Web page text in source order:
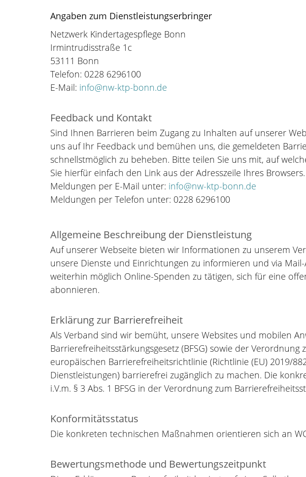
Angaben zum Dienstleistungserbringer
Netzwerk Kindertagespflege Bonn
Irmintrudisstraße 1c
53111 Bonn
Telefon: 0228 6296100
E-Mail: info@nw-ktp-bonn.de
Feedback und Kontakt
Sind Ihnen Barrieren beim Zugang zu Inhalten auf unserer
uns auf Ihr Feedback und bemühen uns, die gemeldeten
schnellstmöglich zu beheben. Bitte teilen Sie uns mit, auf
Sie hierfür einfach den Link aus der Adresszeile Ihres
Meldungen per E-Mail unter: info@nw-ktp-bonn.de
Meldungen per Telefon unter: 0228 6296100
Allgemeine Beschreibung der Dienstleistung
Auf unserer Webseite bieten wir Informationen zu unserem
unsere Dienste und Einrichtungen zu informieren und via
weiterhin möglich Online-Spenden zu tätigen, sich für eine
abonnieren.
Erklärung zur Barrierefreiheit
Als Verband sind wir bemüht, unsere Websites und mobilen
Barrierefreiheitsstärkungsgesetz (BFSG) sowie der
europäischen Barrierefreiheitsrichtlinie (Richtlinie (EU) 2019/
Dienstleistungen) barrierefrei zugänglich zu machen. Die
i.V.m. § 3 Abs. 1 BFSG in der Verordnung zum
Konformitätsstatus
Die konkreten technischen Maßnahmen orientieren sich an
Bewertungsmethode und Bewertungszeitpunkt